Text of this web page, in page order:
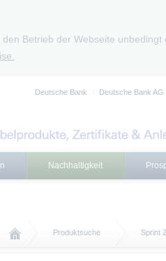
Betrieb der Webseite
Deutsche Bank Deutsche Bank AG
Nachhaltigkeit
Produktsuche Sprint